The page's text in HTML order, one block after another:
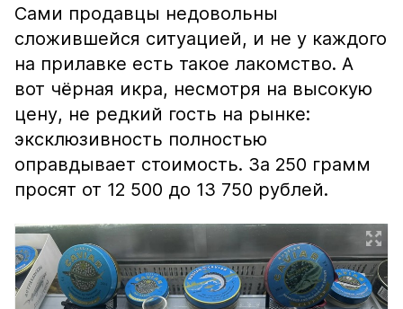
Сами продавцы недовольны
сложившейся ситуацией, и не у каждого
на прилавке есть такое лакомство. А
вот чёрная икра, несмотря на высокую
цену, не редкий гость на рынке:
эксклюзивность полностью
оправдывает стоимость. За 250 грамм
просят от 12 500 до 13 750 рублей.